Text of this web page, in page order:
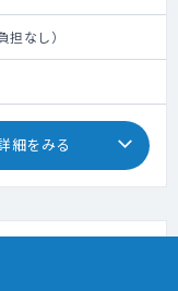
なし）
細をみる